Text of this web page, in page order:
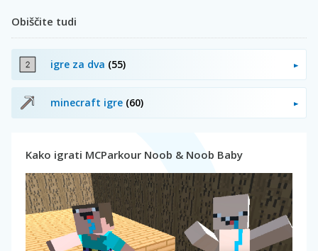
Obiščite tudi
igre za dva (55)
minecraft igre (60)
Kako igrati MCParkour Noob & Noob Baby